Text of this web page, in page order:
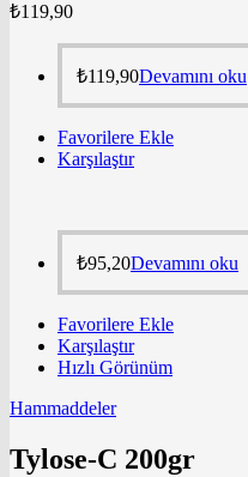
₺119,90
₺119,90Devamını oku
Favorilere Ekle
Karşılaştır
₺95,20Devamını oku
Favorilere Ekle
Karşılaştır
Hızlı Görünüm
Hammaddeler
Tylose-C 200gr